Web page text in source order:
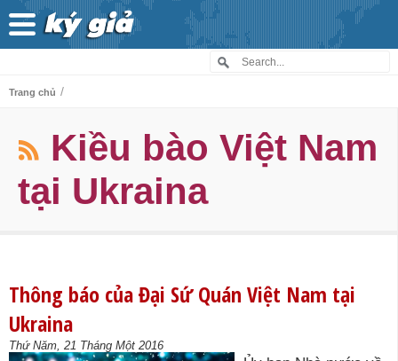
Trang chủ /
Kiều bào Việt Nam
tại Ukraina
Thông báo của Đại Sứ Quán Việt Nam tại
Ukraina
Thứ Năm, 21 Tháng Một 2016